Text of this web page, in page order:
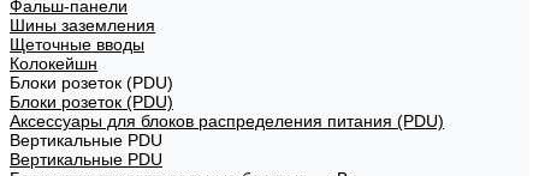
Фальш-панели
Шины заземления
Щеточные вводы
Колокейшн
Блоки розеток (PDU)
Блоки розеток (PDU)
Аксессуары для блоков распределения питания (PDU)
Вертикальные PDU
Вертикальные PDU